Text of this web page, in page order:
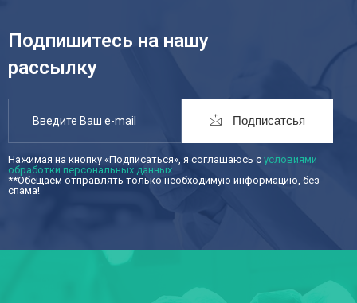
Подпишитесь на нашу
рассылку
Подписатсья
Нажимая на кнопку «Подписаться», я соглашаюсь с условиями
обработки персональных данных.
**Обещаем отправлять только необходимую информацию, без
спама!